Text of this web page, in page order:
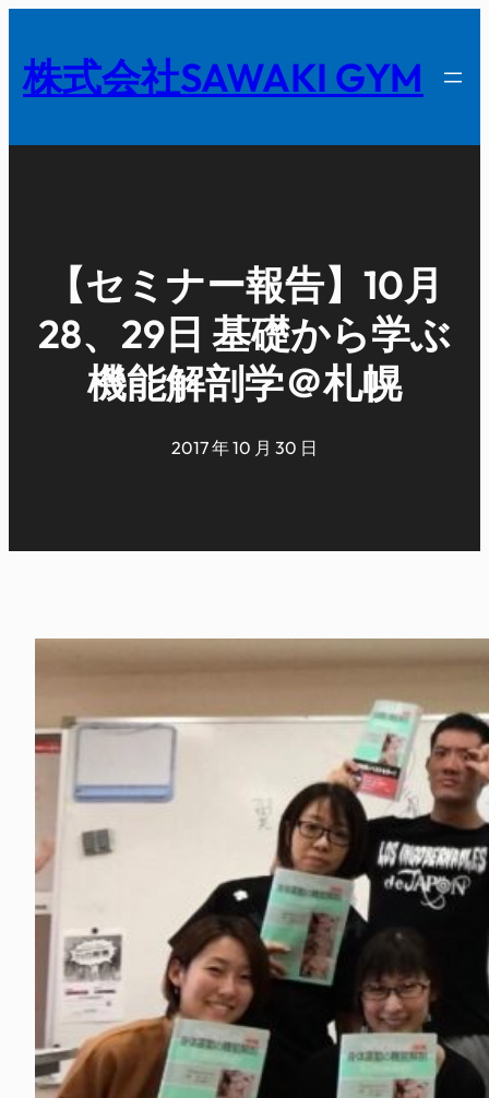
を
キ
株式会社SAWAKI GYM
【セミナー報告】10月
28、29日 基礎から学ぶ
機能解剖学＠札幌
2017 年 10 月 30 日